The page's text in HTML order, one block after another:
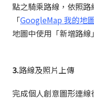
點之騎乘路線，依照
「GoogleMap 我的地
地圖中使用「新增路線
3.路線及照片上傳
完成個人創意圖形連